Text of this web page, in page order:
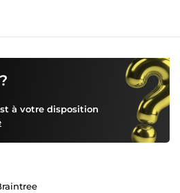
à votre disposition